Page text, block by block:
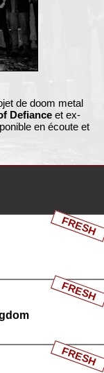
de doom metal
Defianceet ex-
en écoute et
FRESH
FRESH
FRESH